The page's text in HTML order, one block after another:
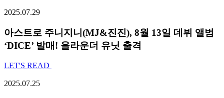
2025.07.29
아스트로 주니지니(MJ&진진), 8월 13일 데뷔 앨범
‘DICE’ 발매! 올라운더 유닛 출격
LET'S READ
2025.07.25